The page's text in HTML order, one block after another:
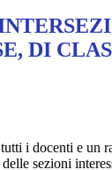
DI
i docenti e un
sezioni